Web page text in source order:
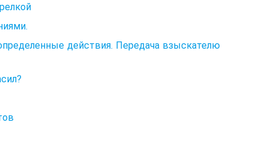
действия. Передача взыскателю